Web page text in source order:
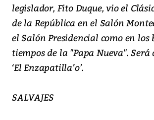
legislador, Fito Duque, vio el
de la República en el Salón
el Salón Presidencial como en los
tiempos de la "Papa Nueva". Será
‘El Enzapatilla’o’.
SALVAJES